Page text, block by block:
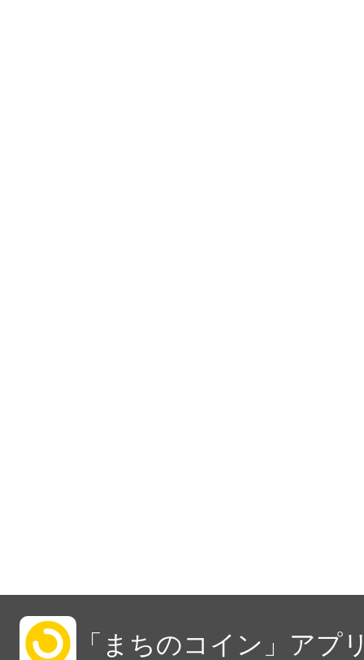
「まちのコイン」アプ